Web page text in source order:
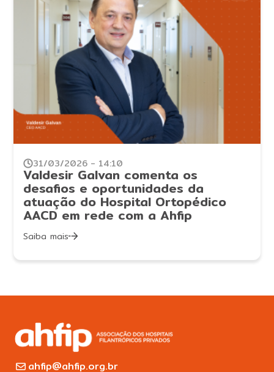
31/03/2026 - 14:10
Valdesir Galvan comenta os
desafios e oportunidades da
atuação do Hospital Ortopédico
AACD em rede com a Ahfip
Saiba mais
ahfip@ahfip.org.br